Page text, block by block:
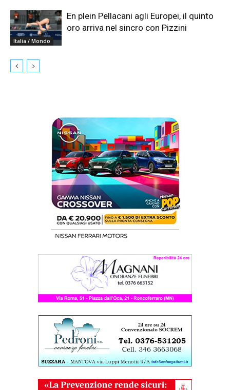
Italia / Mondo
En plein Pellacani agli Europei, il quinto
oro arriva nel sincro con Pizzini